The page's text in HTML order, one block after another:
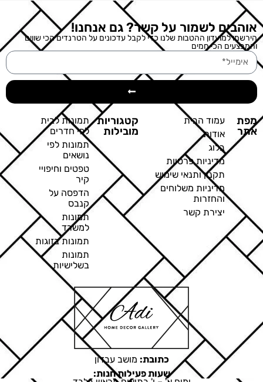
אוהבים לשמור על קשר? גם אנחנו!
הירשמו למועדון ההטבות שלנו כדי לקבל עדכונים על הטרנדים הכי שווים
והמבצעים הכי חמים
מפת
אתר
עמוד הבית
אודות
בלוג
מדיניות פרטיות
תקנון ותנאי שימוש
מדיניות משלוחים
והחזרות
יצירת קשר
קטגוריות
מובילות
תמונות לבית
לפי חדרים
תמונות לפי
נושאים
טפטים וחיפויי
קיר
הדפסה על
קנבס
תמונות
למשרד
תמונות בזוגות
תמונות
בשלישיות
כתובת: מושב עבדון
שעות פעילות חנות: